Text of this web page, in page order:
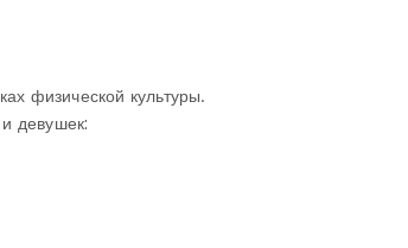
физической культуры.
девушек: